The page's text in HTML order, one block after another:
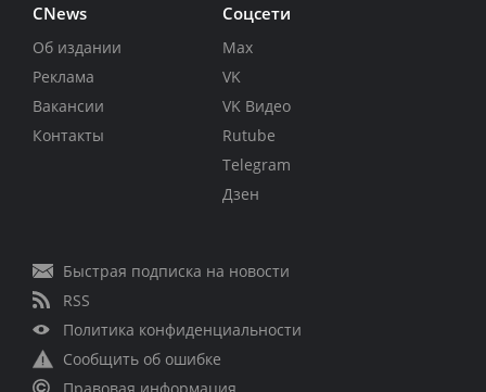
CNews
Об издании
Реклама
Вакансии
Контакты
Соцсети
Max
VK
VK Видео
Rutube
Telegram
Дзен
Быстрая подписка на новости
RSS
Политика конфиденциальности
Сообщить об ошибке